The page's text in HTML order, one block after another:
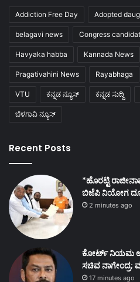
Addiction Free Day Adopted
belagavi news Congress
Havyaka habba Kannada News
Pragativahini News Rayabhaga
VTU ಕನ್ನಡ ನ್ಯೂಸ್ ಕನ್ನಡ ಸುದ್ದಿ
ಬೆಳಗಾವಿ ನ್ಯೂಸ್
Recent Posts
*ಹೊರಟ್ಟಿ
ಬಿಜೆಪಿ ನಿಯೋಗ
2 minutes ago
ಕೋರ್ಟ್ ನಿಯಮ
ಸಚಿವ ನಾಗೇಂದ್ರ;
17 minutes ago